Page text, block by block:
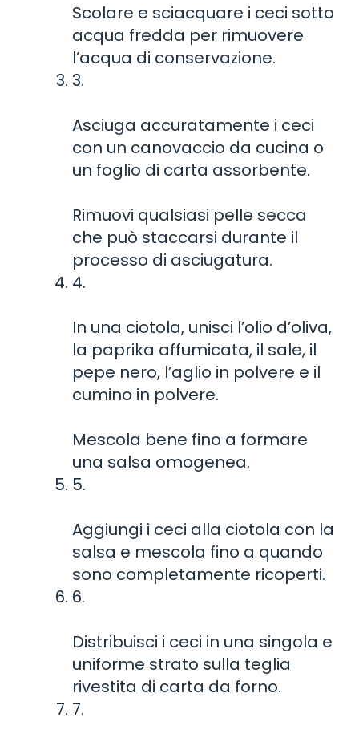
Scolare e sciacquare i ceci sotto
acqua fredda per rimuovere
l’acqua di conservazione.
3.
Asciuga accuratamente i ceci
con un canovaccio da cucina o
un foglio di carta assorbente.
Rimuovi qualsiasi pelle secca
che può staccarsi durante il
processo di asciugatura.
4.
In una ciotola, unisci l’olio d’oliva,
la paprika affumicata, il sale, il
pepe nero, l’aglio in polvere e il
cumino in polvere.
Mescola bene fino a formare
una salsa omogenea.
5.
Aggiungi i ceci alla ciotola con la
salsa e mescola fino a quando
sono completamente ricoperti.
6.
Distribuisci i ceci in una singola e
uniforme strato sulla teglia
rivestita di carta da forno.
7.